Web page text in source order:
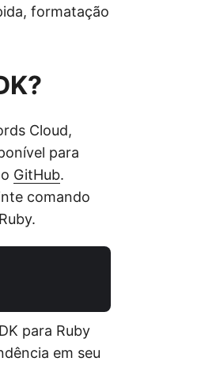
formatação
Cloud,
para
GitHub.
comando
para Ruby
em seu